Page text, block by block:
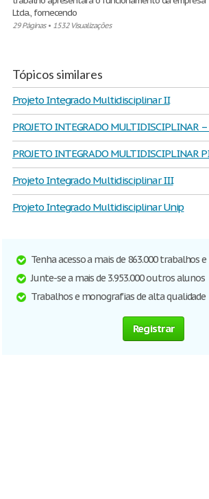
Ltda., fornecendo
29 Páginas• 1532 Visualizações
Tópicos similares
Projeto Integrado Multidisciplinar II
PROJETO INTEGRADO MULTIDISCIPLINAR
PROJETO INTEGRADO MULTIDISCIPLINAR
Projeto Integrado Multidisciplinar III
Projeto Integrado Multidisciplinar Unip
Tenha acesso a mais de 863.000 trabalhos
Junte-se a mais de 3.953.000 outros alunos
Trabalhos e monografias de alta qualidade
Registrar